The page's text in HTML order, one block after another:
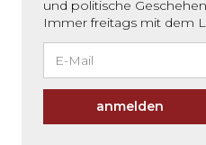
und politische
Immer freitags mit dem
anmelden